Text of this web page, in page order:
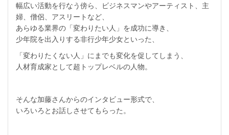
幅広い活動を行なう傍ら、ビジネスマンやアーティスト、主
婦、僧侶、アスリートなど、
あらゆる業界の「変わりたい人」を成功に導き、
少年院を出入りする非行少年少女といった、
「変わりたくない人」にまでも変化を促してしまう、
人材育成家として超トップレベルの人物。
そんな加藤さんからのインタビュー形式で、
いろいろとお話しさせてもらった。